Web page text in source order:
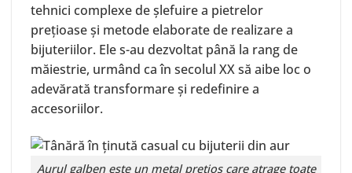
tehnici complexe de șlefuire a pietrelor
prețioase și metode elaborate de realizare a
bijuteriilor. Ele s-au dezvoltat până la rang de
măiestrie, urmând ca în secolul XX să aibe loc o
adevărată transformare și redefinire a
accesoriilor.
Aurul galben este un metal prețios care atrage toate